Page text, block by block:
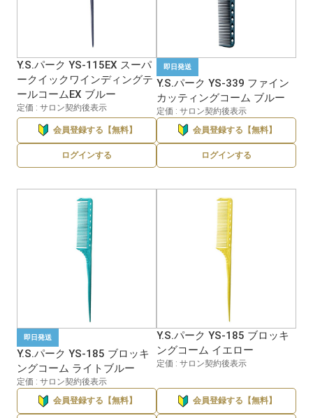
Y.S.パーク YS-115EX スーパ
ークイックワインディングテ
ールコームEX ブルー
定価 : サロン契約後表示
会員登録する【無料】
ログインする
即日発送
Y.S.パーク YS-339 ファイン
カッティングコーム ブルー
定価 : サロン契約後表示
会員登録する【無料】
ログインする
即日発送
Y.S.パーク YS-185 ブロッキ
ングコーム ライトブルー
定価 : サロン契約後表示
会員登録する【無料】
Y.S.パーク YS-185 ブロッキ
ングコーム イエロー
定価 : サロン契約後表示
会員登録する【無料】